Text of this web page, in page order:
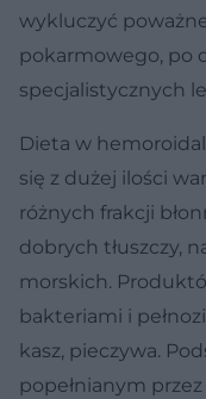
wykluczyć
pokarmowego, po
specjalistycznych
Dieta w
się z dużej ilości
różnych frakcji
dobrych tłuszczy,
morskich.
bakteriami i
kasz, pieczywa.
popełnianym